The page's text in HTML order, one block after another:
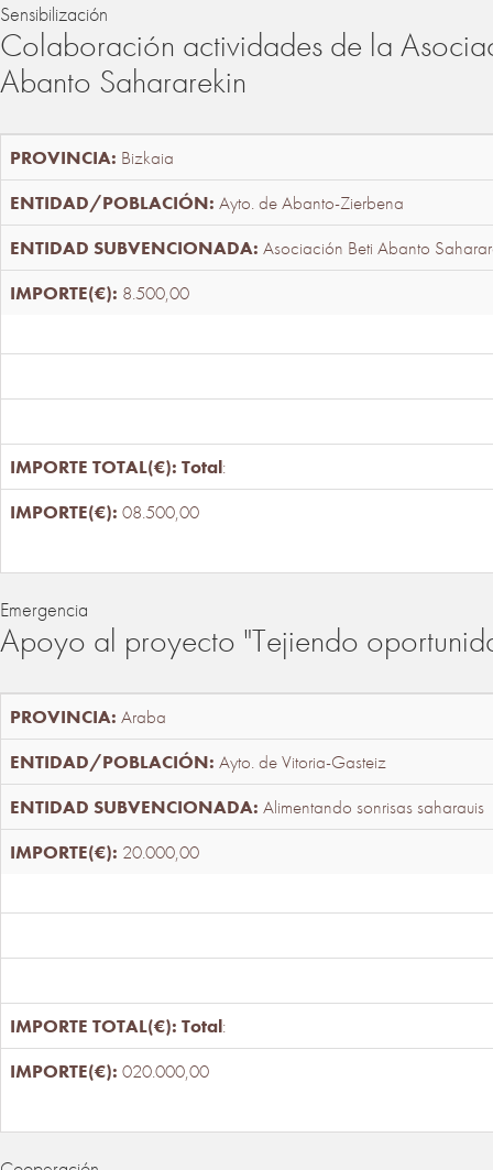
Sensibilización
Colaboración actividades de la
Abanto Sahararekin
Bizkaia
Ayto. de Abanto-Zierbena
Asociación Beti Abanto
8.500,00
Total:
08.500,00
Emergencia
Apoyo al proyecto "Tejiendo
Araba
Ayto. de Vitoria-Gasteiz
Alimentando sonrisas saharauis
20.000,00
Total:
020.000,00